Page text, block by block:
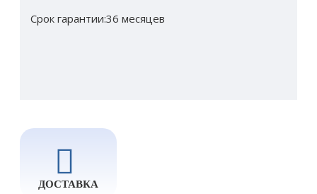
Срок гарантии:36 месяцев
ДОСТАВКА